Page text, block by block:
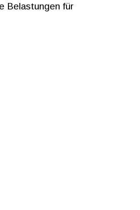
Belastungen für